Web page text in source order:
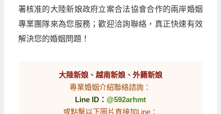
署核准的大陸新娘政府立案合法協會合作的兩岸婚姻
專業團隊來為您服務；歡迎洽詢聯絡，真正快速有效
解決您的婚姻問題！
大陸新娘、 越南新娘、 外籍新娘
專業婚姻介紹聯絡諮詢：
Line ID： @592arhmt
或點擊以下圖片直接加Line：